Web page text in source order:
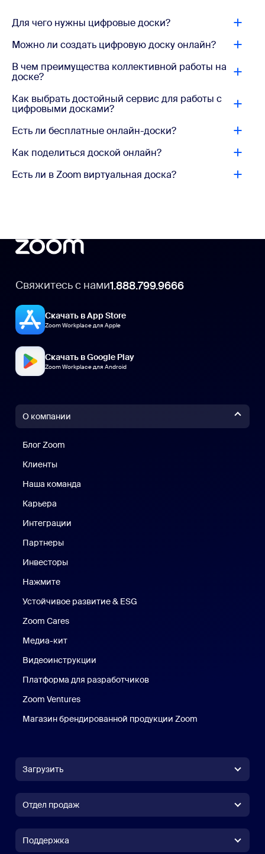
Для чего нужны цифровые доски?
Можно ли создать цифровую доску онлайн?
В чем преимущества коллективной работы на
доске?
Как выбрать достойный сервис для работы с
цифровыми досками?
Есть ли бесплатные онлайн-доски?
Как поделиться доской онлайн?
Есть ли в Zoom виртуальная доска?
Свяжитесь с нами1.888.799.9666
Скачать в App Store
Zoom Workplace для Apple
Скачать в Google Play
Zoom Workplace для Android
О компании
Блог Zoom
Клиенты
Наша команда
Карьера
Интеграции
Партнеры
Инвесторы
Нажмите
Устойчивое развитие & ESG
Zoom Cares
Медиа-кит
Видеоинструкции
Платформа для разработчиков
Zoom Ventures
Магазин брендированной продукции Zoom
Загрузить
Приложение Zoom Workplace
Приложение Zoom RoomsПриложение Zoom Rooms
Контроллер Zoom Rooms
Отдел продаж
Поддержка
Поддержка